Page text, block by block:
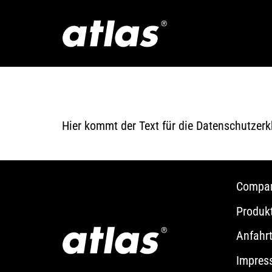
Hier kommt der Text für die
Anfahrt